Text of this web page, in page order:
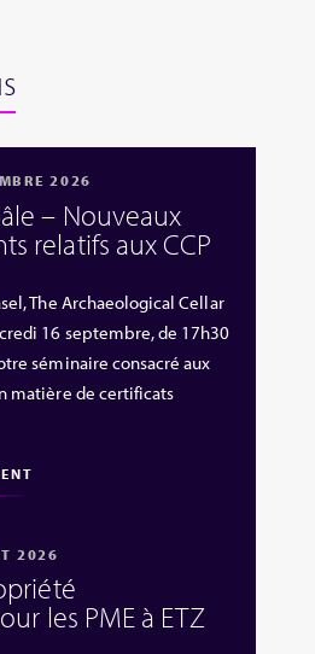
2026
– Nouveaux
relatifs aux CCP
The Archaeological Cellar
16 septembre, de 17h30
séminaire consacré aux
matière de certificats
2026
les PME à ETZ